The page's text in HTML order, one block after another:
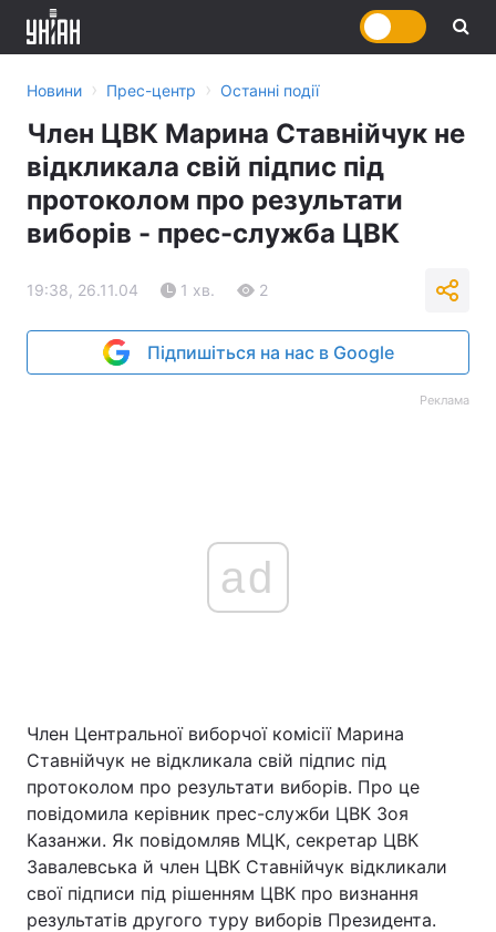
Новини › Прес-центр › Останні події
Член ЦВК Марина Ставнійчук не
відкликала свій підпис під
протоколом про результати
виборів - прес-служба ЦВК
19:38, 26.11.04 1 хв. 2
Підпишіться на нас в Google
Реклама
ad
Член Центральної виборчої комісії Марина
Ставнійчук не відкликала свій підпис під
протоколом про результати виборів. Про це
повідомила керівник прес-служби ЦВК Зоя
Казанжи. Як повідомляв МЦК, секретар ЦВК
Завалевська й член ЦВК Ставнійчук відкликали
свої підписи під рішенням ЦВК про визнання
результатів другого туру виборів Президента.